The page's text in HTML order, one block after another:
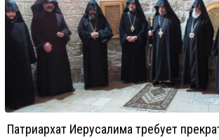
Патриархат Иерусалима требует